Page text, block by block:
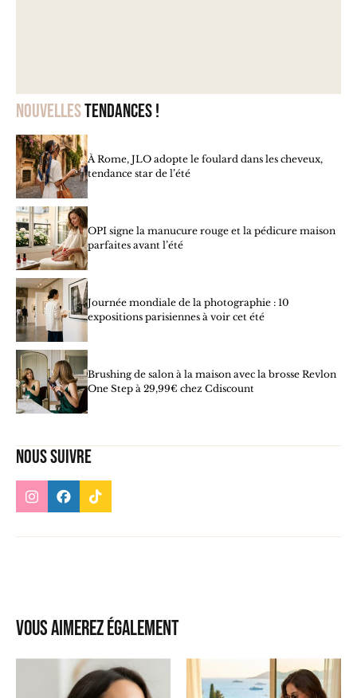
Nouvellestendances !
À Rome, JLO adopte le foulard dans les cheveux,
tendance star de l’été
OPI signe la manucure rouge et la pédicure maison
parfaites avant l’été
Journée mondiale de la photographie : 10
expositions parisiennes à voir cet été
Brushing de salon à la maison avec la brosse Revlon
One Step à 29,99€ chez Cdiscount
Nous suivre
Vous aimerez également